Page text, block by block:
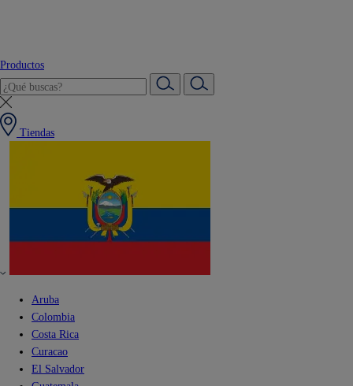
Productos
Tiendas
Aruba
Colombia
Costa Rica
Curacao
El Salvador